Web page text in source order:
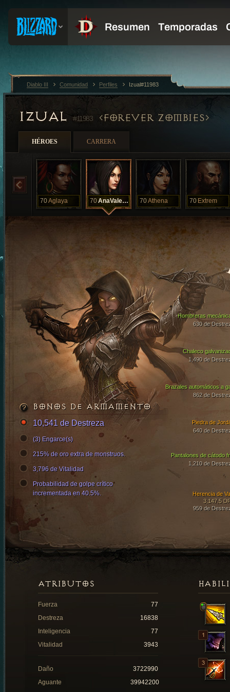
IZUAL#11983 FOREVER ZOMBIES
HÉROES CARRERA
70Aglaya 70 AnaValerious 70Athena 70 Extrem
Chaleco
1,490 de
Brazales automáticos a
862 de
Hombreras
630 de
Pantalones de cátodo
1,210 de
Herencia de
3,147.5
959 de
Piedra de
640 de
BONOS DE ARMAMENTO
10,541 de Destreza
(3) Engarce(s)
215% de oro extra de monstruos.
3,796 de Vitalidad
Probabilidad de golpe crítico
incrementada en 40.5%.
ATRIBUTOS
Fuerza
77
Destreza
16838
Inteligencia
77
Vitalidad
3943
Daño
3722990
Aguante
39942200
Diablo III Comunidad Perfiles Izual#11983